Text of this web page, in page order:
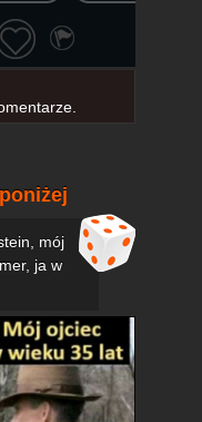
mój
ja w